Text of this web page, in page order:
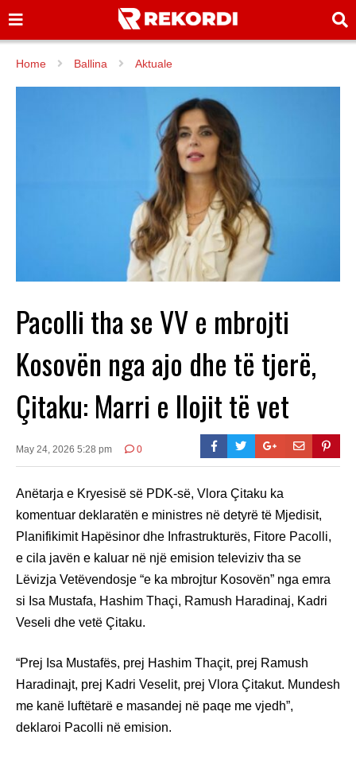
Home Ballina Aktuale
Pacolli tha se VV e mbrojti
Kosovën nga ajo dhe të tjerë,
Çitaku: Marri e llojit të vet
May 24, 2026 5:28 pm 0
Anëtarja e Kryesisë së PDK-së, Vlora Çitaku ka
komentuar deklaratën e ministres në detyrë të Mjedisit,
Planifikimit Hapësinor dhe Infrastrukturës, Fitore Pacolli,
e cila javën e kaluar në një emision televiziv tha se
Lëvizja Vetëvendosje “e ka mbrojtur Kosovën” nga emra
si Isa Mustafa, Hashim Thaçi, Ramush Haradinaj, Kadri
Veseli dhe vetë Çitaku.
“Prej Isa Mustafës, prej Hashim Thaçit, prej Ramush
Haradinajt, prej Kadri Veselit, prej Vlora Çitakut. Mundesh
me kanë luftëtarë e masandej në paqe me vjedh”,
deklaroi Pacolli në emision.